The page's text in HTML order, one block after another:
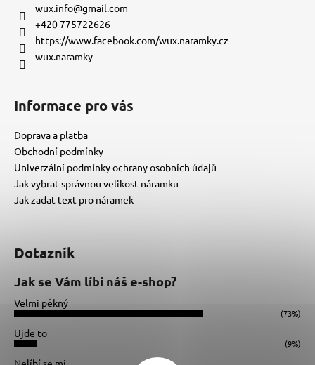
wux.info@gmail.com
+420 775722626
https://www.facebook.com/wux.naramky.cz
wux.naramky
Informace pro vás
Doprava a platba
Obchodní podmínky
Univerzální podmínky ochrany osobních údajů
Jak vybrat správnou velikost náramku
Jak zadat text pro náramek
Dotazník
Jak se Vám líbí náš e-shop?
Velmi pěkný
(73%)
Ujde to
(9%)